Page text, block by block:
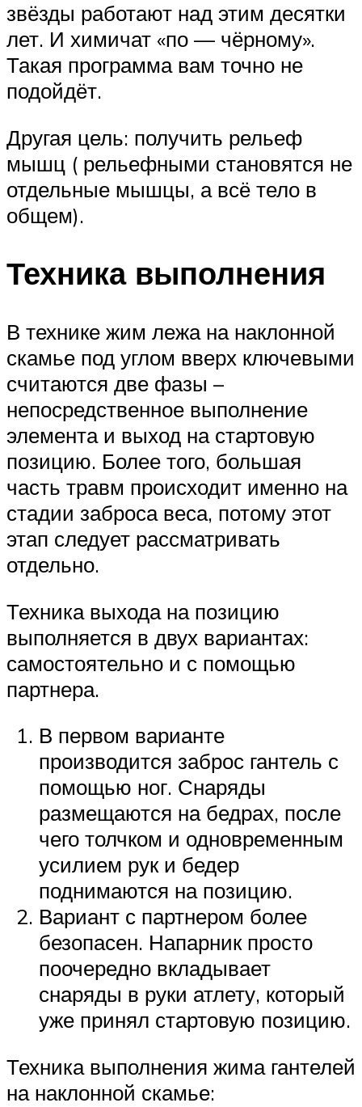
звёзды работают над этим десятки
лет. И химичат «по — чёрному».
Такая программа вам точно не
подойдёт.
Другая цель: получить рельеф
мышц ( рельефными становятся не
отдельные мышцы, а всё тело в
общем).
Техника выполнения
В технике жим лежа на наклонной
скамье под углом вверх ключевыми
считаются две фазы –
непосредственное выполнение
элемента и выход на стартовую
позицию. Более того, большая
часть травм происходит именно на
стадии заброса веса, потому этот
этап следует рассматривать
отдельно.
Техника выхода на позицию
выполняется в двух вариантах:
самостоятельно и с помощью
партнера.
В первом варианте
производится заброс гантель с
помощью ног. Снаряды
размещаются на бедрах, после
чего толчком и одновременным
усилием рук и бедер
поднимаются на позицию.
Вариант с партнером более
безопасен. Напарник просто
поочередно вкладывает
снаряды в руки атлету, который
уже принял стартовую позицию.
Техника выполнения жима гантелей
на наклонной скамье: